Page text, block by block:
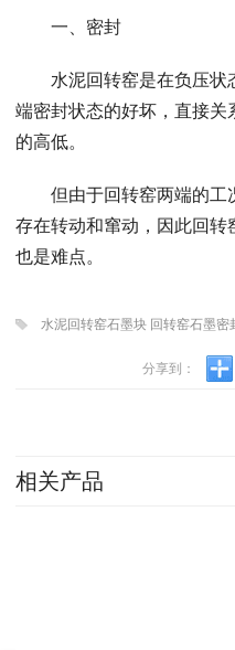
一、密封
水泥回转窑是在负压状
端密封状态的好坏，直接关
的高低。
但由于回转窑两端的工
存在转动和窜动，因此回转
也是难点。
水泥回转窑石墨块 回转窑石墨密
分享到：
相关产品